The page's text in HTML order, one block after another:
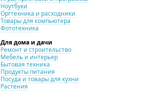
Ноутбуки
Оргтехника и расходники
Товары для компьютера
Фототехника
Для дома и дачи
Ремонт и строительство
Мебель и интерьер
Бытовая техника
Продукты питания
Посуда и товары для кухни
Растения